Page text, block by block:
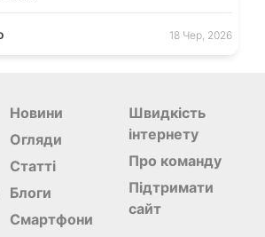
18 Чер, 2026
Новини
Огляди
Статті
Блоги
Смартфони
Швидкість
інтернету
Про команду
Підтримати
сайт